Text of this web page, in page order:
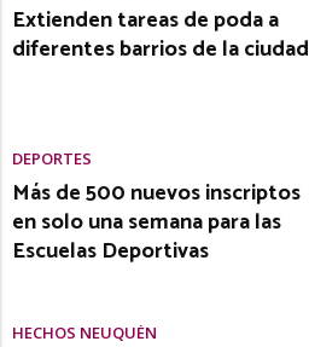
Extienden tareas de poda a
diferentes barrios de la ciudad
DEPORTES
Más de 500 nuevos inscriptos
en solo una semana para las
Escuelas Deportivas
HECHOS NEUQUÉN